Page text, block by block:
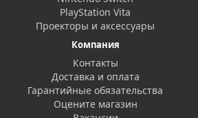
PlayStation Vita
Проекторы и аксессуары
Компания
Контакты
Доставка и оплата
Гарантийные обязательства
Оцените магазин